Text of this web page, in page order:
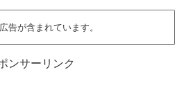
告が含まれています。
ンサーリンク